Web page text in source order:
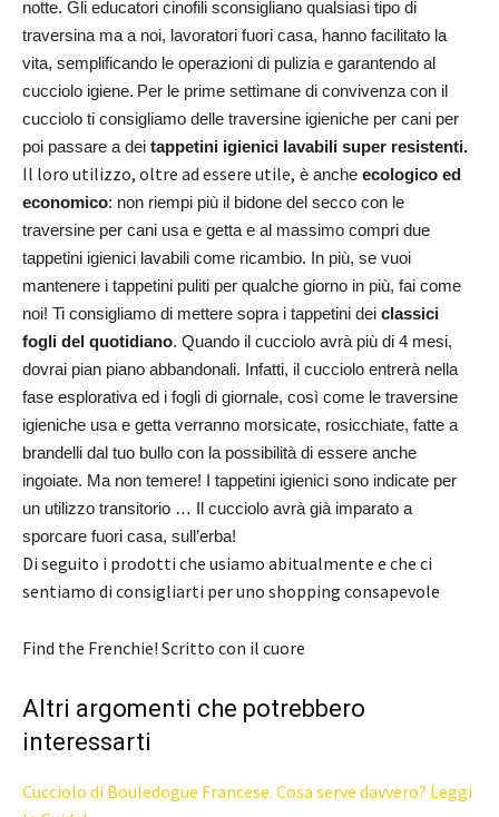
notte. Gli educatori cinofili sconsigliano qualsiasi tipo di
traversina ma a noi, lavoratori fuori casa, hanno facilitato la
vita, semplificando le operazioni di pulizia e garantendo al
cucciolo igiene. Per le prime settimane di convivenza con il
cucciolo ti consigliamo delle traversine igieniche per cani per
poi passare a dei tappetini igienici lavabili super resistenti.
Il loro utilizzo, oltre ad essere utile, è anche ecologico ed
economico: non riempi più il bidone del secco con le
traversine per cani usa e getta e al massimo compri due
tappetini igienici lavabili come ricambio. In più, se vuoi
mantenere i tappetini puliti per qualche giorno in più, fai come
noi! Ti consigliamo di mettere sopra i tappetini dei classici
fogli del quotidiano. Quando il cucciolo avrà più di 4 mesi,
dovrai pian piano abbandonali. Infatti, il cucciolo entrerà nella
fase esplorativa ed i fogli di giornale, così come le traversine
igieniche usa e getta verranno morsicate, rosicchiate, fatte a
brandelli dal tuo bullo con la possibilità di essere anche
ingoiate. Ma non temere! I tappetini igienici sono indicate per
un utilizzo transitorio … Il cucciolo avrà già imparato a
sporcare fuori casa, sull’erba!
Di seguito i prodotti che usiamo abitualmente e che ci
sentiamo di consigliarti per uno shopping consapevole
Find the Frenchie! Scritto con il cuore
Altri argomenti che potrebbero
interessarti
Cucciolo di Bouledogue Francese. Cosa serve davvero? Leggi